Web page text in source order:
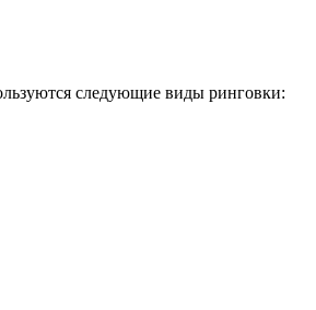
следующие виды ринговки: